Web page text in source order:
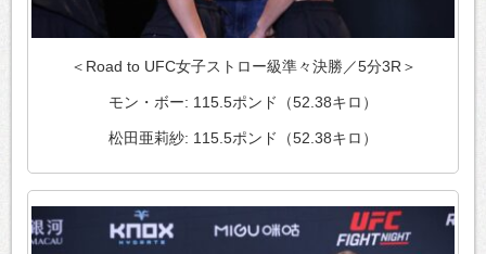
＜Road to UFC女子ストロー級準々決勝／5分3R＞
モン・ボー: 115.5ポンド（52.38キロ）
松田亜莉紗: 115.5ポンド（52.38キロ）